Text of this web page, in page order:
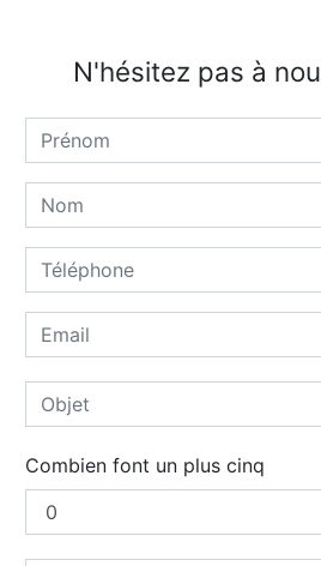
N'hésitez pas à
Combien font un plus cinq